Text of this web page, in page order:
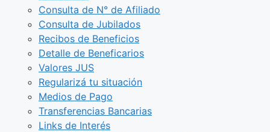
Consulta de N° de Afiliado
Consulta de Jubilados
Recibos de Beneficios
Detalle de Beneficarios
Valores JUS
Regularizá tu situación
Medios de Pago
Transferencias Bancarias
Links de Interés